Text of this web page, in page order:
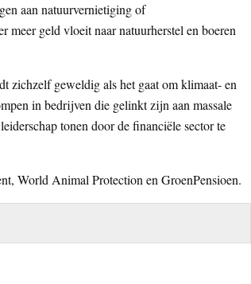
aan natuurvernietiging of
meer geld vloeit naar natuurherstel en boeren
zichzelf geweldig als het gaat om klimaat- en
in bedrijven die gelinkt zijn aan massale
tonen door de financiële sector te
World Animal Protection en GroenPensioen.